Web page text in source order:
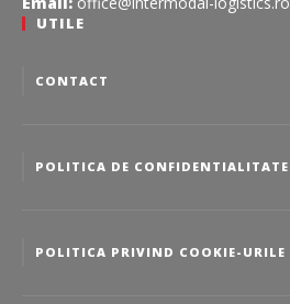
UTILE
CONTACT
POLITICA DE CONFIDENTIALITATE
POLITICA PRIVIND COOKIE-URILE